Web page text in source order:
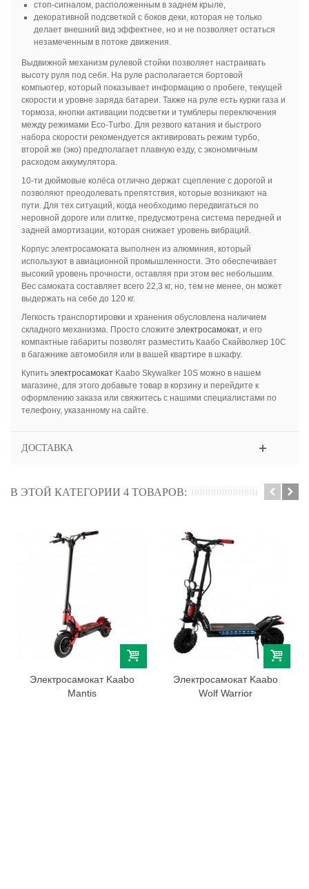
стоп-сигналом, расположенным в заднем крыле,
декоративной подсветкой с боков деки, которая не только
делает внешний вид эффектнее, но и не позволяет остаться
незамеченным в потоке движения.
Выдвижной механизм рулевой стойки позволяет настраивать
высоту руля под себя. На руле располагается бортовой
компьютер, который показывает информацию о пробеге, текущей
скорости и уровне заряда батареи. Также на руле есть курки газа и
тормоза, кнопки активации подсветки и тумблеры переключения
между режимами Eco-Turbo. Для резвого катания и быстрого
набора скорости рекомендуется активировать режим турбо,
второй же (эко) предполагает плавную езду, с экономичным
расходом аккумулятора.
10-ти дюймовые колёса отлично держат сцепление с дорогой и
позволяют преодолевать препятствия, которые возникают на
пути. Для тех ситуаций, когда необходимо передвигаться по
неровной дороге или плитке, предусмотрена система передней и
задней амортизации, которая снижает уровень вибраций.
Корпус электросамоката выполнен из алюминия, который
используют в авиационной промышленности. Это обеспечивает
высокий уровень прочности, оставляя при этом вес небольшим.
Вес самоката составляет всего 22,3 кг, но, тем не менее, он может
выдержать на себе до 120 кг.
Легкость транспортировки и хранения обусловлена наличием
складного механизма. Просто сложите электросамокат, и его
компактные габариты позволят разместить Каабо Скайволкер 10С
в багажнике автомобиля или в вашей квартире в шкафу.
Купить электросамокатKaabo Skywalker 10S можно в нашем
магазине, для этого добавьте товар в корзину и перейдите к
оформлению заказа или свяжитесь с нашими специалистами по
телефону, указанному на сайте.
ДОСТАВКА
В ЭТОЙ КАТЕГОРИИ 4 ТОВАРОВ:
Электросамокат Kaabo
Mantis
Электросамокат Kaabo
Wolf Warrior